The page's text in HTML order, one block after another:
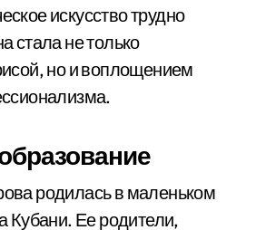
искусство трудно
стала не только
но и воплощением
родилась в маленьком
Кубани. Ее родители,